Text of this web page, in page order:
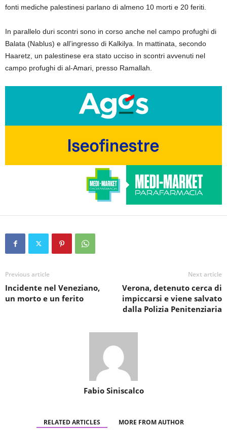
fonti mediche palestinesi parlano di almeno 10 morti e 20 feriti.
In parallelo duri scontri sono in corso anche nel campo profughi di
Balata (Nablus) e all’ingresso di Kalkilya. In mattinata, secondo
Haaretz, un palestinese era stato ucciso in scontri avvenuti nel
campo profughi di al-Amari, presso Ramallah.
Previous article
Incidente nel Veneziano,
un morto e un ferito
Next article
Verona, detenuto cerca di
impiccarsi e viene salvato
dalla Polizia Penitenziaria
Fabio Siniscalco
RELATED ARTICLES MORE FROM AUTHOR